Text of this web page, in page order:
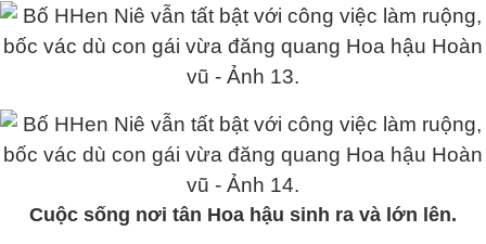
Cuộc sống nơi tân Hoa hậu sinh ra và lớn lên.